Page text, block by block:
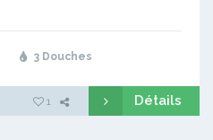
3 Douches
1 Détails